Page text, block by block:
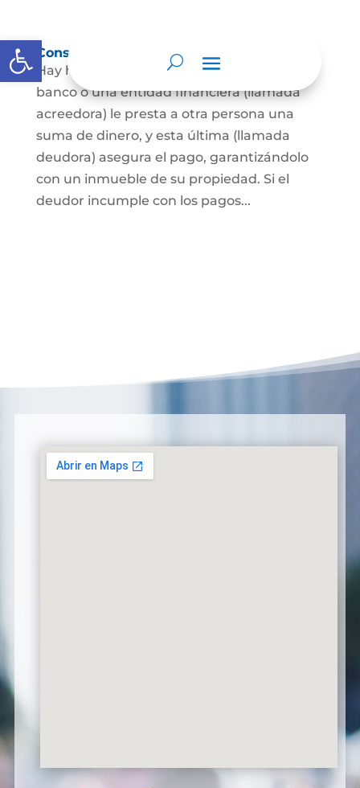
Abrir barra de herramientas
Constitución de hipoteca
Hay hipoteca cuando una persona, o un
banco o una entidad financiera (llamada
acreedora) le presta a otra persona una
suma de dinero, y esta última (llamada
deudora) asegura el pago, garantizándolo
con un inmueble de su propiedad. Si el
deudor incumple con los pagos...